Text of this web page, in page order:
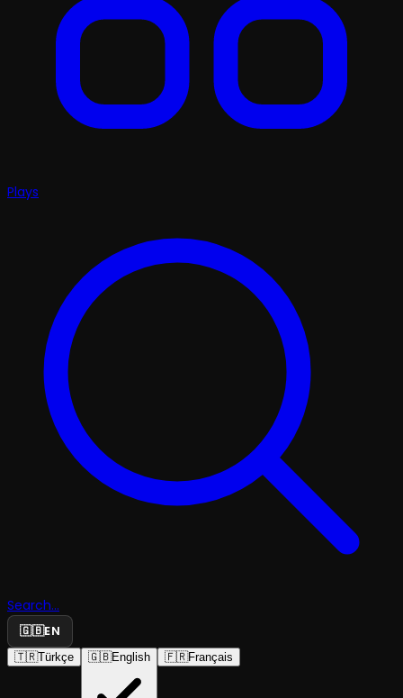
Plays
Search...
🇬🇧EN
🇹🇷Türkçe 🇬🇧English 🇫🇷Français